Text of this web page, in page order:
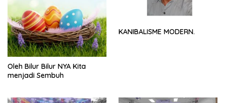
Oleh Bilur Bilur NYA Kita
menjadi Sembuh
KANIBALISME MODERN.